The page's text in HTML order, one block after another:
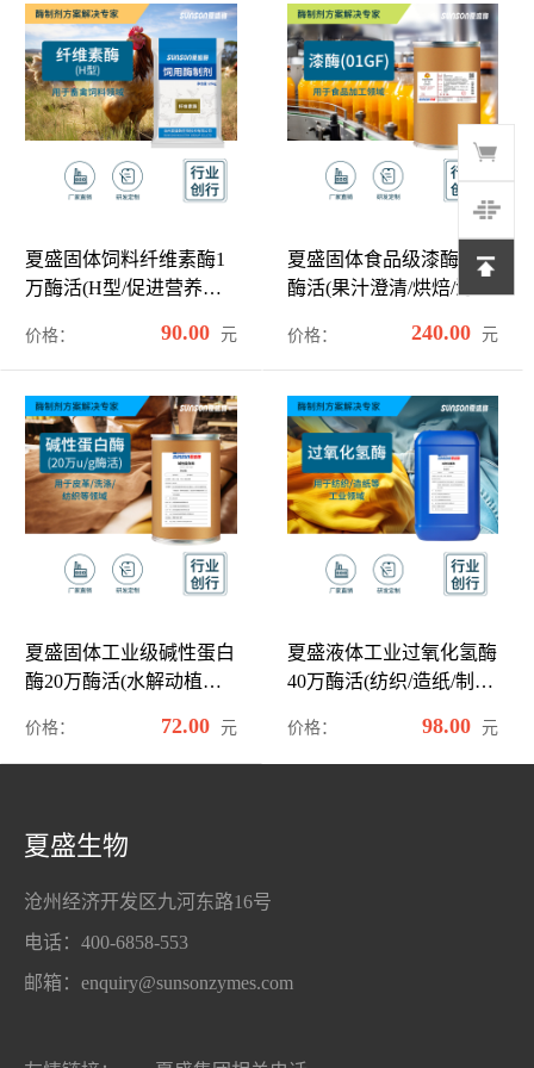
夏盛固体饲料纤维素酶1
万酶活(H型/促进营养物
价格： 90.00 元
夏盛固体食品级漆酶1万
酶活(果汁澄清/烘焙/污水
价格： 240.00 元
夏盛固体工业级碱性蛋白
酶20万酶活(水解动植物
价格： 72.00 元
夏盛液体工业过氧化氢酶
40万酶活(纺织/造纸/制备
2001
价格： 98.00 元
夏盛生物
沧州经济开发区九河东路16号
电话：400-6858-553
邮箱：enquiry@sunsonzymes.com